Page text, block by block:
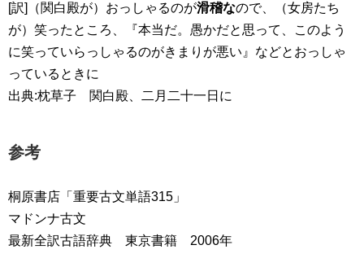
[訳]（関白殿が）おっしゃるのが滑稽なので、（女房たち
が）笑ったところ、『本当だ。愚かだと思って、このよう
に笑っていらっしゃるのがきまりが悪い』などとおっしゃ
っているときに
出典:枕草子 関白殿、二月二十一日に
参考
桐原書店「重要古文単語315」
マドンナ古文
最新全訳古語辞典 東京書籍 2006年